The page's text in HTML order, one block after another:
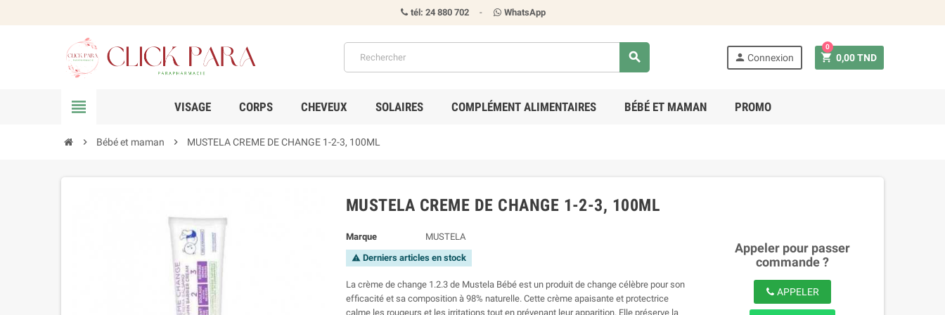
tél: 24 880 702 - WhatsApp
search person Connexion shopping_cart 0,00 TND
0
view_headline VISAGE CORPS CHEVEUX SOLAIRES COMPLÉMENT ALIMENTAIRES BÉBÉ ET MAMAN PROMO
chevron_right Bébé et maman chevron_right MUSTELA CREME DE CHANGE 1-2-3, 100ML
MUSTELA CREME DE CHANGE 1-2-3, 100ML
Marque MUSTELA
warning Derniers articles en stock
La crème de change 1.2.3 de Mustela Bébé est un produit de change célèbre pour son
efficacité et sa composition à 98% naturelle. Cette crème apaisante et protectrice
calme les rougeurs et les irritations tout en prévenant leur apparition. Elle préserve la
Appeler pour passer
commande ?
APPELER